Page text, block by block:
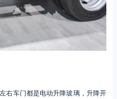
右车门都是电动升降玻璃，升降开